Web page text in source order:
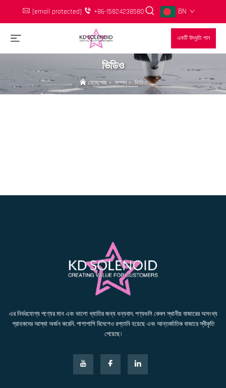
[email protected] +86-15824238580 BN
একটি উদ্ধৃতি পান
ভিডিও
হোমপেজ> সম্পদ>ভিডিও
এর নির্ভরযোগ্য পণ্যের মান এবং ভালো খ্যাতির জন্য ধন্যবাদ, পণ্যগুলি কেবল স্থানীয় বাজারের অসংখ্য
গ্রাহকদের আস্থা অর্জন করেনি, পাশাপাশি বিদেশেও রপ্তানি হয়েছে এবং আন্তর্জাতিক বাজারে স্বীকৃতি
পেয়েছে।